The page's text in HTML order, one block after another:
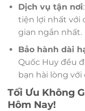
Dịch vụ tận nơi
tiện lợi nhất với
gian ngắn nhất.
Bảo hành dài
Quốc Huy đều
bạn hài lòng
Tối Ưu Không
Hôm Nay!